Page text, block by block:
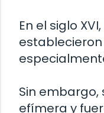
En el siglo
Sin embargo,
efímera y